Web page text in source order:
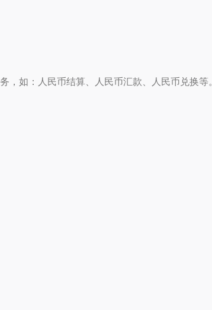
如：人民币结算、人民币汇款、人民币兑换等。